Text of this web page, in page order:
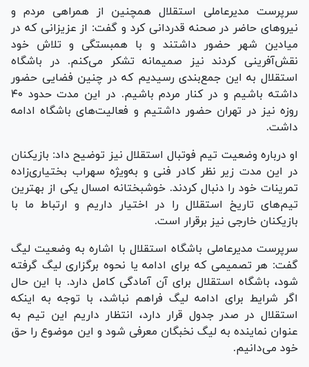
سرپرست مدیرعاملی استقلال همچنین از همراهی مردم و
نیرو‌های حاضر در صحنه قدردانی کرد و گفت: از عزیزانی که در
میادین شهر حضور داشتند و با همبستگی و تلاش خود
نقش‌آفرینی کردند نیز صمیمانه تشکر می‌کنم. در باشگاه
استقلال به این جمع‌بندی رسیدیم که در چنین فضایی حضور
داشته باشیم و در کنار مردم باشیم. در این مدت حدود ۴۰
روزه نیز در تهران حضور داشتیم و فعالیت‌های باشگاه ادامه
داشت.
او درباره وضعیت تیم فوتبال استقلال نیز توضیح داد: بازیکنان
در این مدت زیر نظر کادر فنی و به‌ویژه سهراب بختیاری‌زاده
تمرینات خود را دنبال کردند. خوشبختانه امسال یکی از بهترین
تیم‌های تاریخ استقلال را در اختیار داریم و ارتباط ما با
بازیکنان خارجی نیز برقرار است.
سرپرست مدیرعاملی باشگاه استقلال با اشاره به وضعیت لیگ
گفت: هر تصمیمی که برای ادامه یا نحوه برگزاری لیگ گرفته
شود، باشگاه استقلال برای آن آمادگی کامل دارد. با این حال
اگر شرایط برای ادامه لیگ فراهم نباشد، با توجه به اینکه
استقلال در صدر جدول قرار دارد، انتظار داریم این تیم به
عنوان نماینده به لیگ نخبگان معرفی شود و این موضوع را حق
خود می‌دانیم.